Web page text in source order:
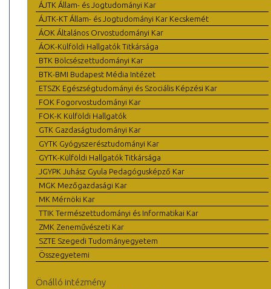
ÁJTK Állam- és Jogtudományi Kar
ÁJTK-KT Állam- és Jogtudományi Kar Kecskemét
ÁOK Általános Orvostudományi Kar
ÁOK-Külföldi Hallgatók Titkársága
BTK Bölcsészettudományi Kar
BTK-BMI Budapest Média Intézet
ETSZK Egészségtudományi és Szociális Képzési Kar
FOK Fogorvostudományi Kar
FOK-K Külföldi Hallgatók
GTK Gazdaságtudományi Kar
GYTK Gyógyszerésztudományi Kar
GYTK-Külföldi Hallgatók Titkársága
JGYPK Juhász Gyula Pedagógusképző Kar
MGK Mezőgazdasági Kar
MK Mérnöki Kar
TTIK Természettudományi és Informatikai Kar
ZMK Zeneművészeti Kar
SZTE Szegedi Tudományegyetem
Összegyetemi
Önálló intézmény